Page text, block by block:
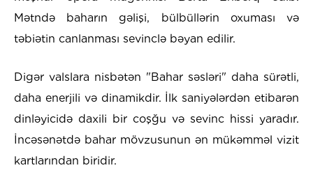
Mətndə baharın gəlişi, bülbüllərin oxuması və
təbiətin canlanması sevinclə bəyan edilir.
Digər valslara nisbətən "Bahar səsləri" daha sürətli,
daha enerjili və dinamikdir. İlk saniyələrdən etibarən
dinləyicidə daxili bir coşğu və sevinc hissi yaradır.
İncəsənətdə bahar mövzusunun ən mükəmməl vizit
kartlarından biridir.